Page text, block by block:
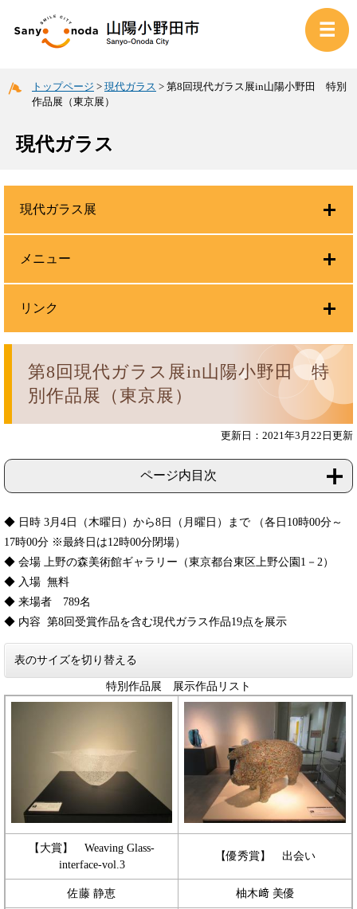
トップページ > 現代ガラス > 第8回現代ガラス展in山陽小野田 特別
作品展（東京展）
現代ガラス
第8回現代ガラス展in山陽小野田 特
別作品展（東京展）
更新日：2021年3月22日更新
ページ内目次
◆ 日時 3月4日（木曜日）から8日（月曜日）まで （各日10時00分～
17時00分 ※最終日は12時00分閉場）
◆ 会場 上野の森美術館ギャラリー（東京都台東区上野公園1－2）
◆ 入場 無料
◆ 来場者 789名
◆ 内容 第8回受賞作品を含む現代ガラス作品19点を展示
表のサイズを切り替える
特別作品展 展示作品リスト
【大賞】 Weaving Glass-
interface-vol.3
【優秀賞】 出会い
佐藤 静恵 柚木﨑 美優
現代ガラス展
メニュー
リンク